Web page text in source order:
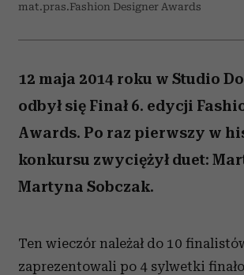
mat.pras.Fashion Designer Awards
12 maja 2014 roku w Studio
odbył się Finał 6. edycji
Awards. Po raz pierwszy w
konkursu zwyciężył duet:
Martyna Sobczak.
Ten wieczór należał do 10
zaprezentowali po 4 sylwetki